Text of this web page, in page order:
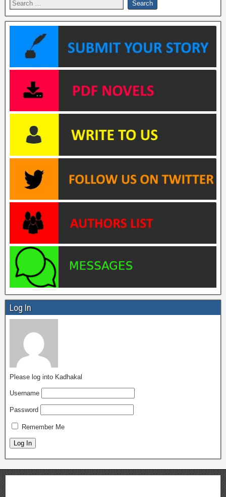
Log In
Please log into Kadhakal
Username
Password
Remember Me